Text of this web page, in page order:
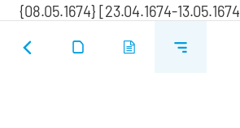
{08.05.1674} [23.04.1674-